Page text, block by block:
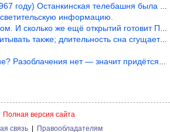
году) Останкинская телебашня была самым в
информацию.
сколько же ещё открытий готовит Просвещень
также; длительность сна сгущает кровото
нет — значит придётся принять к
Полная версия сайта
связь | Правообладателям